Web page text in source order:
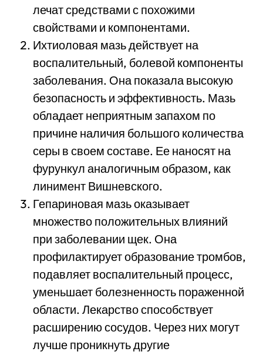
лечат средствами с похожими
свойствами и компонентами.
Ихтиоловая мазь действует на
воспалительный, болевой компоненты
заболевания. Она показала высокую
безопасность и эффективность. Мазь
обладает неприятным запахом по
причине наличия большого количества
серы в своем составе. Ее наносят на
фурункул аналогичным образом, как
линимент Вишневского.
Гепариновая мазь оказывает
множество положительных влияний
при заболевании щек. Она
профилактирует образование тромбов,
подавляет воспалительный процесс,
уменьшает болезненность пораженной
области. Лекарство способствует
расширению сосудов. Через них могут
лучше проникнуть другие